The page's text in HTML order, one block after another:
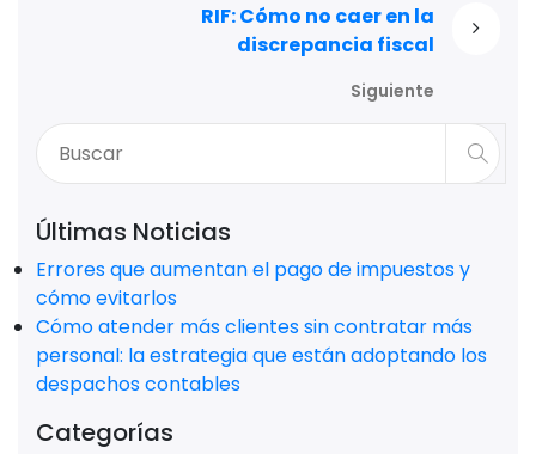
RIF: Cómo no caer en la
discrepancia fiscal
Siguiente
Últimas Noticias
Errores que aumentan el pago de impuestos y
cómo evitarlos
Cómo atender más clientes sin contratar más
personal: la estrategia que están adoptando los
despachos contables
Categorías